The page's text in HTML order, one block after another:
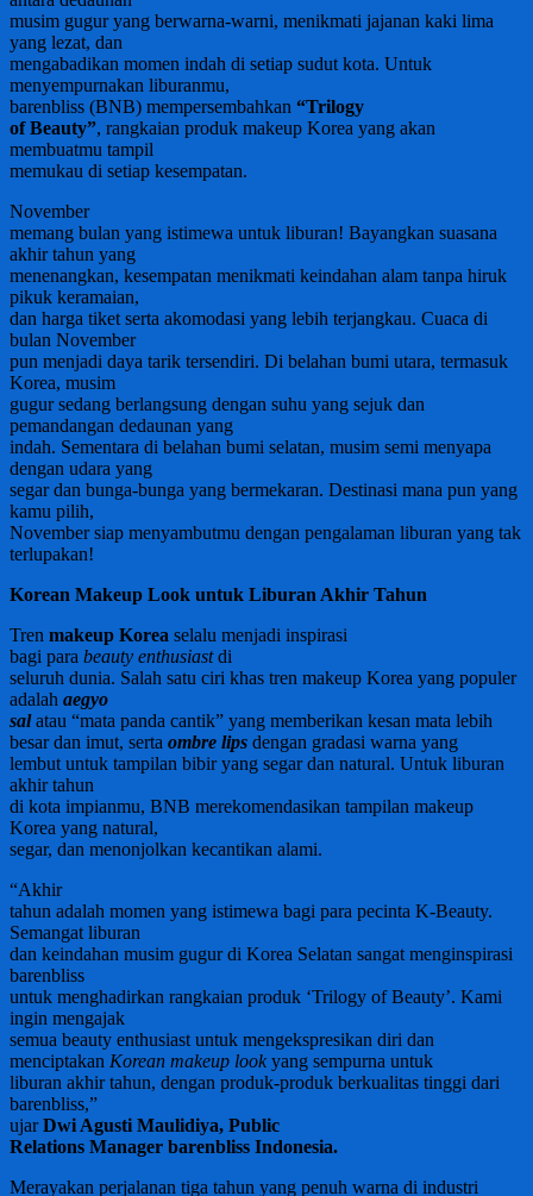
musim gugur yang berwarna-warni, menikmati jajanan kaki lima
yang lezat, dan
mengabadikan momen indah di setiap sudut kota. Untuk
menyempurnakan liburanmu,
barenbliss (BNB) mempersembahkan “Trilogy
of Beauty”, rangkaian produk makeup Korea yang akan
membuatmu tampil
memukau di setiap kesempatan.
November
memang bulan yang istimewa untuk liburan! Bayangkan suasana
akhir tahun yang
menenangkan, kesempatan menikmati keindahan alam tanpa hiruk
pikuk keramaian,
dan harga tiket serta akomodasi yang lebih terjangkau. Cuaca di
bulan November
pun menjadi daya tarik tersendiri. Di belahan bumi utara, termasuk
Korea, musim
gugur sedang berlangsung dengan suhu yang sejuk dan
pemandangan dedaunan yang
indah. Sementara di belahan bumi selatan, musim semi menyapa
dengan udara yang
segar dan bunga-bunga yang bermekaran. Destinasi mana pun yang
kamu pilih,
November siap menyambutmu dengan pengalaman liburan yang tak
terlupakan!
Korean Makeup Look untuk Liburan Akhir Tahun
Tren makeup Korea selalu menjadi inspirasi
bagi para beauty enthusiastdi
seluruh dunia. Salah satu ciri khas tren makeup Korea yang populer
adalah aegyo
salatau “mata panda cantik” yang memberikan kesan mata lebih
besar dan imut, serta ombre lips dengan gradasi warna yang
lembut untuk tampilan bibir yang segar dan natural. Untuk liburan
akhir tahun
di kota impianmu, BNB merekomendasikan tampilan makeup
Korea yang natural,
segar, dan menonjolkan kecantikan alami.
“Akhir
tahun adalah momen yang istimewa bagi para pecinta K-Beauty.
Semangat liburan
dan keindahan musim gugur di Korea Selatan sangat menginspirasi
barenbliss
untuk menghadirkan rangkaian produk ‘Trilogy of Beauty’. Kami
ingin mengajak
semua beauty enthusiast untuk mengekspresikan diri dan
menciptakan Korean makeup lookyang sempurna untuk
liburan akhir tahun, dengan produk-produk berkualitas tinggi dari
barenbliss,”
ujarDwi Agusti Maulidiya, Public
Relations Manager barenbliss Indonesia.
Merayakan perjalanan tiga tahun yang penuh warna di industri